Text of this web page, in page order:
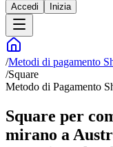
Accedi Inizia
/Metodi di pagamento
/Square
Metodo di Pagamento
Square per
mirano a